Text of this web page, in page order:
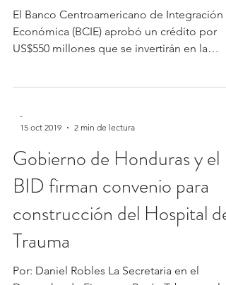
El Banco Centroamericano de Integración
Económica (BCIE) aprobó un crédito por
US$550 millones que se invertirán en la
-
15 oct 2019
2 min de lectura
Gobierno de Honduras y el
BID firman convenio para
construcción del Hospital de
Trauma
Por: Daniel Robles La Secretaria en el